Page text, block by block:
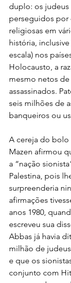
duplo: os judeus
perseguidos por
religiosas em
história,
escala) nos
Holocausto, a
mesmo netos
assassinados.
seis milhões de
banqueiros ou
A cereja do
Mazen afirmou
a “nação
Palestina, pois
surpreenderia
afirmações
anos 1980,
escreveu sua
Abbas já havia
milhão de
e que os
conjunto com